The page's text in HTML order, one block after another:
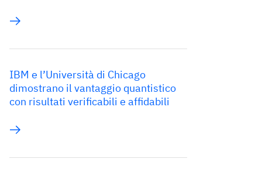
IBM e l’Università di Chicago
dimostrano il vantaggio quantistico
con risultati verificabili e affidabili